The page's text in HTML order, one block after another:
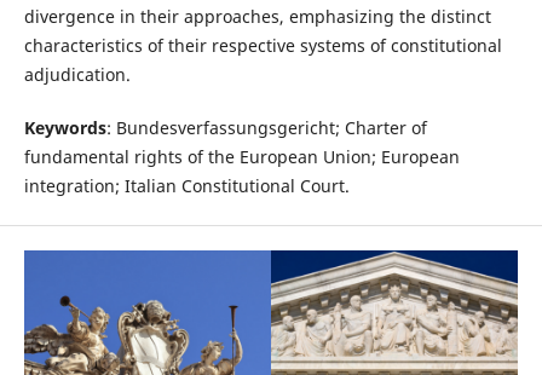
divergence in their approaches, emphasizing the distinct
characteristics of their respective systems of constitutional
adjudication.
Keywords: Bundesverfassungsgericht; Charter of
fundamental rights of the European Union; European
integration; Italian Constitutional Court.